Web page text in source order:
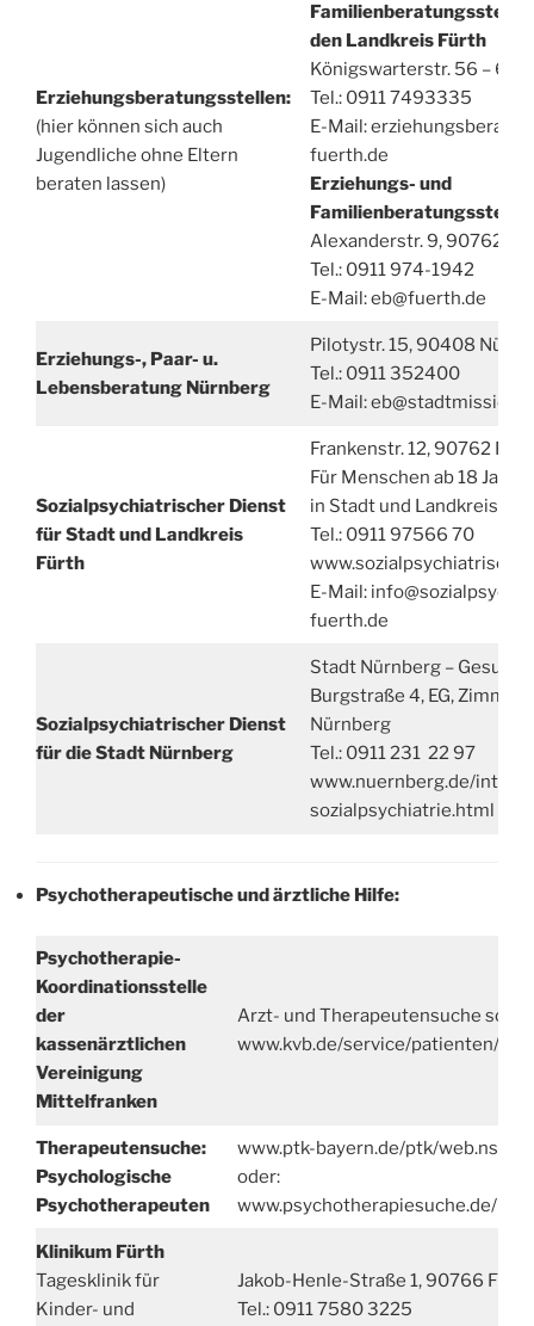
Erziehungsberatungsstellen:
(hier können sich auch
Jugendliche ohne Eltern
beraten lassen)
Familienberatungsstelle
den Landkreis Fürth
Königswarterstr. 56 – 60,
Tel.: 0911 7493335
E-Mail:
fuerth.de
Erziehungs- und
Familienberatungsstelle
Alexanderstr. 9, 90762
Tel.: 0911 974-1942
E-Mail: eb@fuerth.de
Erziehungs-, Paar- u.
Lebensberatung Nürnberg
Pilotystr. 15, 90408
Tel.: 0911 352400
E-Mail: eb@stadtmission-
Sozialpsychiatrischer Dienst
für Stadt und Landkreis
Fürth
Frankenstr. 12, 90762
Für Menschen ab 18
in Stadt und Landkreis
Tel.: 0911 97566 70
E-Mail:
fuerth.de
Sozialpsychiatrischer Dienst
für die Stadt Nürnberg
Stadt Nürnberg –
Burgstraße 4, EG,
Nürnberg
Tel.: 0911 231 22 97
www.nuernberg.de/
sozialpsychiatrie.html
Psychotherapeutische und ärztliche Hilfe:
Psychotherapie-
Koordinationsstelle
der
kassenärztlichen
Vereinigung
Mittelfranken
Arzt- und Therapeutensuche
www.kvb.de/service/patienten/
Therapeutensuche:
Psychologische
Psychotherapeuten
www.ptk-bayern.de/ptk/web.nsf/
oder:
www.psychotherapiesuche.de/
Klinikum Fürth
Tagesklinik für
Kinder- und
Jakob-Henle-Straße 1, 90766 Fürth
Tel.: 0911 7580 3225